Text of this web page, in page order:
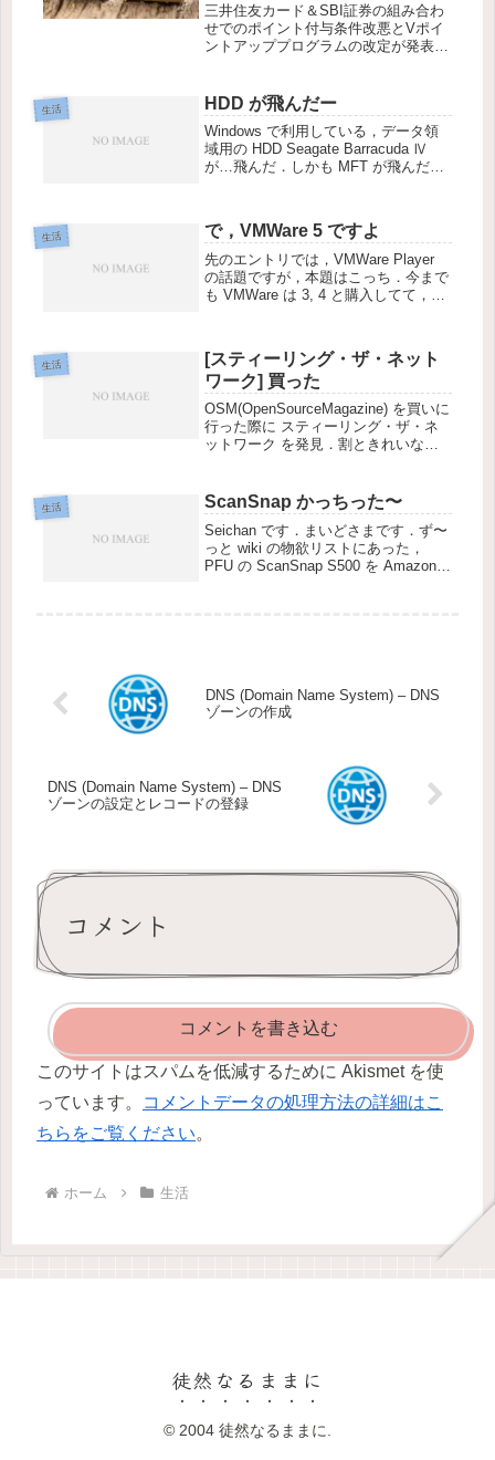
三井住友カード＆SBI証券の組み合わ
せでのポイント付与条件改悪とVポイ
ントアッププログラムの改定が発表さ
NISA口座における投資信託の保有資
産評価額も厳しくなりました．
生活 HDD が飛んだー
Windows で利用している，データ領
域用の HDD Seagate Barracuda Ⅳ
が…飛んだ．しかも MFT が飛んだ．
ので，あきらめて電源ダウ...
生活 で，VMWare 5 ですよ
先のエントリでは，VMWare Player
の話題ですが，本題はこっち．今まで
も VMWare は 3, 4 と購入してて，
いたっていなかったんですね．# 理由
は単...
生活
[スティーリング・ザ・ネット
ワーク] 買った
OSM(OpenSourceMagazine) を買いに
行った際に スティーリング・ザ・ネ
ットワーク を発見．割ときれいな状
表紙が破れていたので買うのをあきら
めていたのです．...
生活 ScanSnap かっちった〜
Seichan です．まいどさまです．ず〜
っと wiki の物欲リストにあった，
PFU の ScanSnap S500 を Amazon
DNS (Domain Name System) – DNS
ゾーンの作成
DNS (Domain Name System) – DNS
ゾーンの設定とレコードの登録
コメント
コメントを書き込む
このサイトはスパムを低減するために Akismet を使
っています。
コメントデータの処理方法の詳細はこ
ちらをご覧ください。
ホーム 生活
徒然なるままに
© 2004 徒然なるままに.